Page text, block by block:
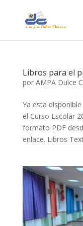
Libros para el
por AMPA Dulce
Ya esta
el Curso Escolar
formato PDF
enlace. Libros